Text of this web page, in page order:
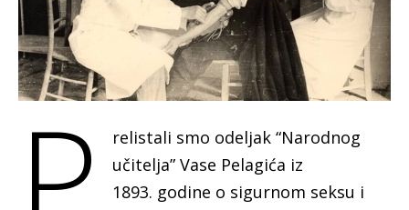
relistali smo odeljak “Narodnog
učitelja” Vase Pelagića iz
1893. godine o sigurnom seksu i